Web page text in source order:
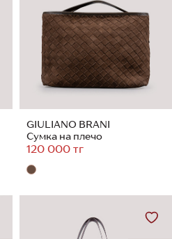
GIULIANO BRANI
Сумка на плечо
120 000 тг